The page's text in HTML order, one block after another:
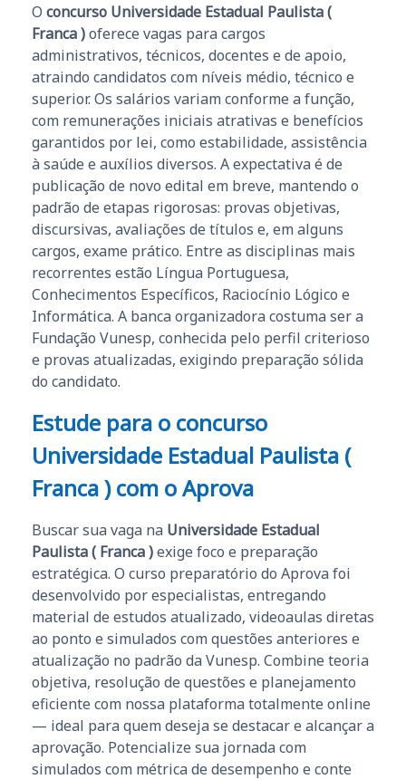
O concurso Universidade Estadual Paulista (
Franca )oferece vagas para cargos
administrativos, técnicos, docentes e de apoio,
atraindo candidatos com níveis médio, técnico e
superior. Os salários variam conforme a função,
com remunerações iniciais atrativas e benefícios
garantidos por lei, como estabilidade, assistência
à saúde e auxílios diversos. A expectativa é de
publicação de novo edital em breve, mantendo o
padrão de etapas rigorosas: provas objetivas,
discursivas, avaliações de títulos e, em alguns
cargos, exame prático. Entre as disciplinas mais
recorrentes estão Língua Portuguesa,
Conhecimentos Específicos, Raciocínio Lógico e
Informática. A banca organizadora costuma ser a
Fundação Vunesp, conhecida pelo perfil criterioso
e provas atualizadas, exigindo preparação sólida
do candidato.
Estude para o concurso
Universidade Estadual Paulista (
Franca ) com o Aprova
Buscar sua vaga na Universidade Estadual
Paulista ( Franca )exige foco e preparação
estratégica. O curso preparatório do Aprova foi
desenvolvido por especialistas, entregando
material de estudos atualizado, videoaulas diretas
ao ponto e simulados com questões anteriores e
atualização no padrão da Vunesp. Combine teoria
objetiva, resolução de questões e planejamento
eficiente com nossa plataforma totalmente online
— ideal para quem deseja se destacar e alcançar a
aprovação. Potencialize sua jornada com
simulados com métrica de desempenho e conte